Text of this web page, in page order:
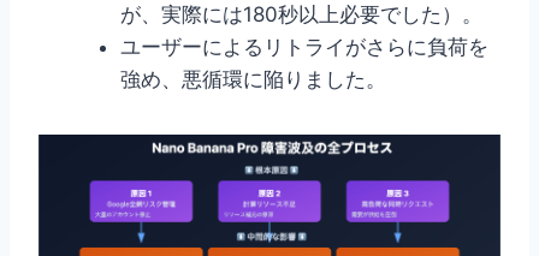
が、実際には180秒以上必要でした）。
ユーザーによるリトライがさらに負荷を
強め、悪循環に陥りました。